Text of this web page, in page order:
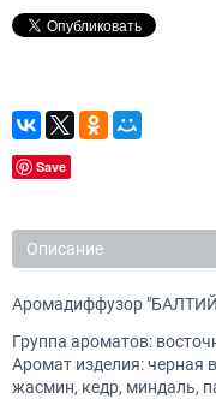
Save
Описание
Аромадиффузор
Группа ароматов:
Аромат изделия: черная
жасмин, кедр, миндаль,